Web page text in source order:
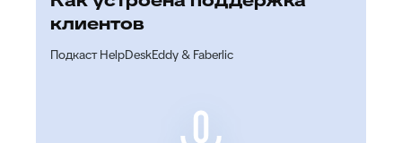
клиентов
Подкаст HelpDeskEddy & Faberlic